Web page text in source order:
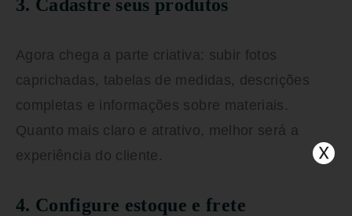
3. Cadastre seus produtos
Agora chega a parte criativa: subir fotos
caprichadas, tabelas de medidas, descrições
completas e informações sobre materiais.
Quanto mais claro e atrativo, melhor será a
experiência do cliente.
4. Configure estoque e frete